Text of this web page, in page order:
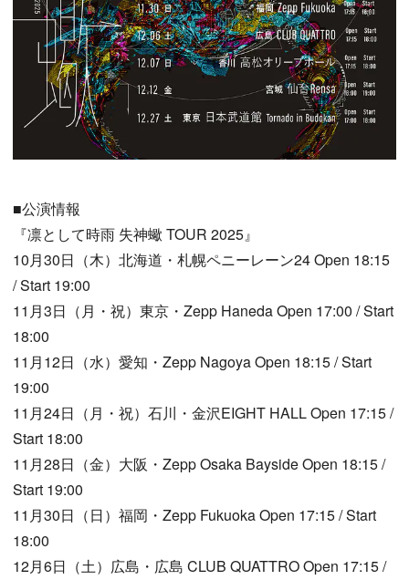
■公演情報
『凛として時雨 失神蠍 TOUR 2025』
10月30日（木）北海道・札幌ペニーレーン24 Open 18:15
/ Start 19:00
11月3日（月・祝）東京・Zepp Haneda Open 17:00 / Start
18:00
11月12日（水）愛知・Zepp Nagoya Open 18:15 / Start
19:00
11月24日（月・祝）石川・金沢EIGHT HALL Open 17:15 /
Start 18:00
11月28日（金）大阪・Zepp Osaka Bayside Open 18:15 /
Start 19:00
11月30日（日）福岡・Zepp Fukuoka Open 17:15 / Start
18:00
12月6日（土）広島・広島 CLUB QUATTRO Open 17:15 /